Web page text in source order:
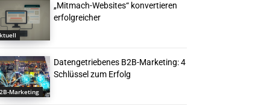
„Mitmach-Websites“ konvertieren
erfolgreicher
Marketing
Datengetriebenes B2B-Marketing: 4
Schlüssel zum Erfolg